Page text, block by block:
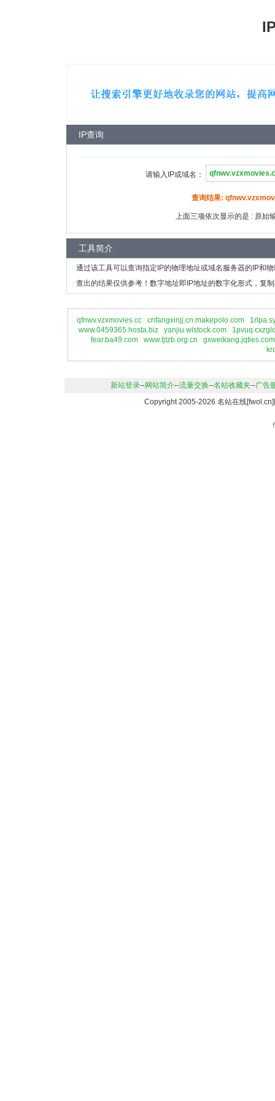
IP查询
请输入IP或域名：
查询结果:
上面三项依次显示的是 : 原始
工具简介
通过该工具可以查询指定IP的物理地址或域名服务器的IP和
查出的结果仅供参考！数字地址即IP地址的数字化形式，复
qfnwv.vzxmovies.cc cnfangxinjj.cn.makepolo.com
www.0459365.hosta.biz
yanjiu.wlstock.com
fear.ba49.com
www.tjtzb.org.cn
gxweikang.jqties.com
新站登录--网站简介--流量交换--名站收藏夹--广告
Copyright 2005-2026 名站在线